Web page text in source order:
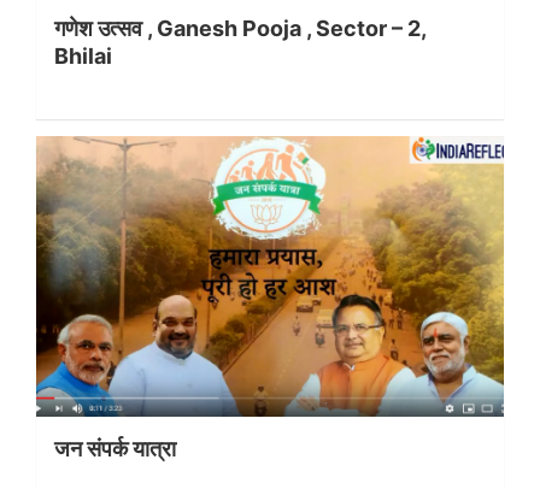
गणेश उत्सव , Ganesh Pooja , Sector – 2,
Bhilai
जन संपर्क यात्रा